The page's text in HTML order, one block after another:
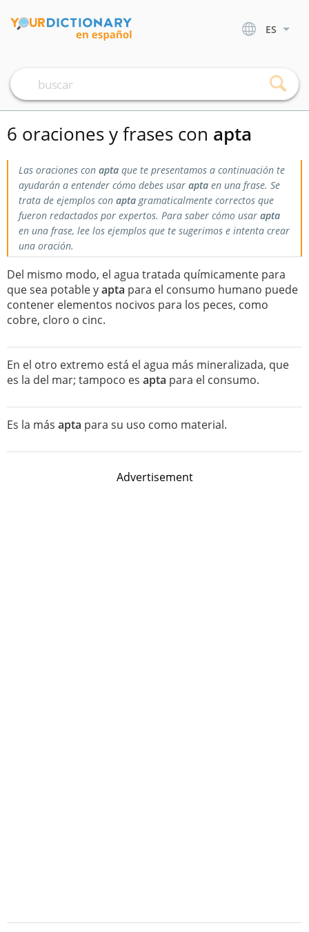
ES
6 oraciones y frases con apta
Las oraciones con apta que te presentamos a continuación te
ayudarán a entender cómo debes usar apta en una frase. Se
trata de ejemplos con aptagramaticalmente correctos que
fueron redactados por expertos. Para saber cómo usar apta
en una frase, lee los ejemplos que te sugerimos e intenta crear
una oración.
Del mismo modo, el agua tratada químicamente para
que sea potable yapta para el consumo humano puede
contener elementos nocivos para los peces, como
cobre, cloro o cinc.
En el otro extremo está el agua más mineralizada, que
es la del mar; tampoco es apta para el consumo.
Es la más apta para su uso como material.
Advertisement